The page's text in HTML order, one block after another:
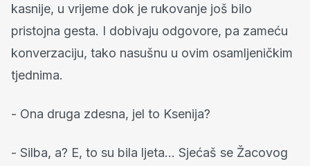
kasnije, u vrijeme dok je rukovanje još bilo
pristojna gesta. I dobivaju odgovore, pa zameću
konverzaciju, tako nasušnu u ovim osamljeničkim
tjednima.
- Ona druga zdesna, jel to Ksenija?
- Silba, a? E, to su bila ljeta… Sjećaš se Žacovog